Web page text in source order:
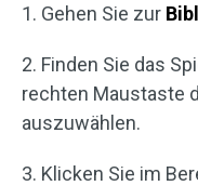
1. Gehen Sie zur
2. Finden Sie das
rechten Maustaste
auszuwählen.
3. Klicken Sie im